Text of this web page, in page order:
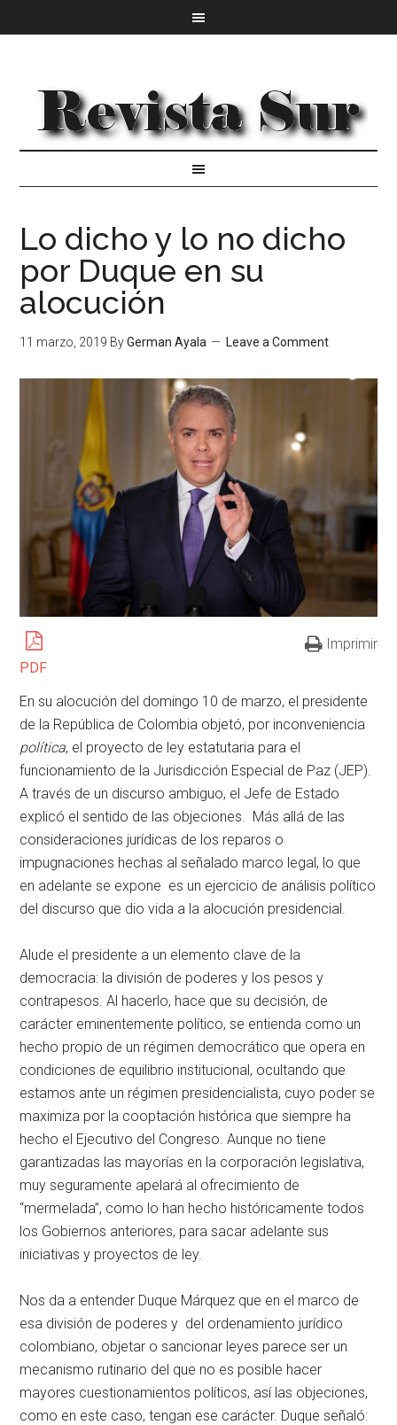
Lo dicho y lo no dicho
por Duque en su
alocución
11 marzo, 2019 ByGerman Ayala Leave a Comment
PDF
Imprimir
En su alocución del domingo 10 de marzo, el presidente
de la República de Colombia objetó, por inconveniencia
política, el proyecto de ley estatutaria para el
funcionamiento de la Jurisdicción Especial de Paz (JEP).
A través de un discurso ambiguo, el Jefe de Estado
explicó el sentido de las objeciones. Más allá de las
consideraciones jurídicas de los reparos o
impugnaciones hechas al señalado marco legal, lo que
en adelante se expone es un ejercicio de análisis político
del discurso que dio vida a la alocución presidencial.
Alude el presidente a un elemento clave de la
democracia: la división de poderes y los pesos y
contrapesos. Al hacerlo, hace que su decisión, de
carácter eminentemente político, se entienda como un
hecho propio de un régimen democrático que opera en
condiciones de equilibrio institucional, ocultando que
estamos ante un régimen presidencialista, cuyo poder se
maximiza por la cooptación histórica que siempre ha
hecho el Ejecutivo del Congreso. Aunque no tiene
garantizadas las mayorías en la corporación legislativa,
muy seguramente apelará al ofrecimiento de
“mermelada”, como lo han hecho históricamente todos
los Gobiernos anteriores, para sacar adelante sus
iniciativas y proyectos de ley.
Nos da a entender Duque Márquez que en el marco de
esa división de poderes y del ordenamiento jurídico
colombiano, objetar o sancionar leyes parece ser un
mecanismo rutinario del que no es posible hacer
mayores cuestionamientos políticos, así las objeciones,
como en este caso, tengan ese carácter. Duque señaló: